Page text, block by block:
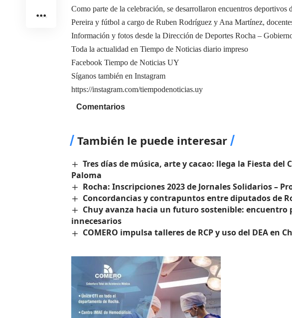
Como parte de la celebración, se desarrollaron encuentros
Pereira y fútbol a cargo de Ruben Rodríguez y Ana Martínez,
Información y fotos desde la Dirección de Deportes Rocha –
Toda la actualidad en Tiempo de Noticias diario impreso
Facebook Tiempo de Noticias UY
Síganos también en Instagram
https://instagram.com/tiempodenoticias.uy
Comentarios
También le puede interesar
Tres días de música, arte y cacao: llega la Fiesta del
Paloma
Rocha: Inscripciones 2023 de Jornales Solidarios –
Concordancias y contrapuntos entre diputados de
Chuy avanza hacia un futuro sostenible: encuentro
innecesarios
COMERO impulsa talleres de RCP y uso del DEA en